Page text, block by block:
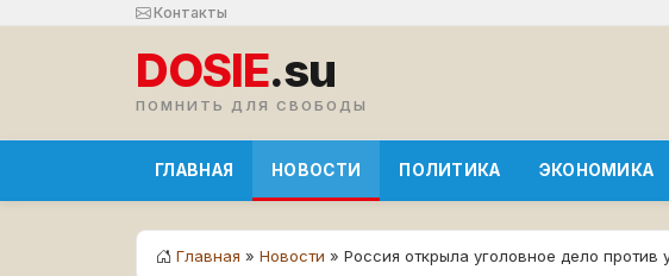
Контакты
DOSIE.su
ПОМНИТЬ ДЛЯ СВОБОДЫ
ГЛАВНАЯ НОВОСТИ ПОЛИТИКА ЭКОНОМИКА
Главная » Новости » Россия открыла уголовное дело против